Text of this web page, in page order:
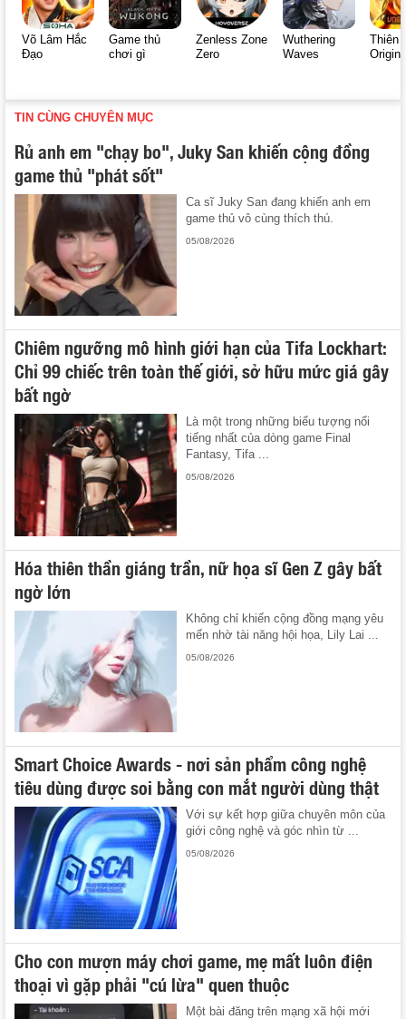
Võ Lâm Hắc
Đạo
Game thủ
chơi gì
Zenless Zone
Zero
Wuthering
Waves
Thiên
Origin
TIN CÙNG CHUYÊN MỤC
Rủ anh em "chạy bo", Juky San khiến cộng đồng
game thủ "phát sốt"
Ca sĩ Juky San đang khiến anh em
game thủ vô cùng thích thú.
05/08/2026
Chiêm ngưỡng mô hình giới hạn của Tifa Lockhart:
Chỉ 99 chiếc trên toàn thế giới, sở hữu mức giá gây
bất ngờ
Là một trong những biểu tượng nổi
tiếng nhất của dòng game Final
Fantasy, Tifa ...
05/08/2026
Hóa thiên thần giáng trần, nữ họa sĩ Gen Z gây bất
ngờ lớn
Không chỉ khiến cộng đồng mạng yêu
mến nhờ tài năng hội họa, Lily Lai ...
05/08/2026
Smart Choice Awards - nơi sản phẩm công nghệ
tiêu dùng được soi bằng con mắt người dùng thật
Với sự kết hợp giữa chuyên môn của
giới công nghệ và góc nhìn từ ...
05/08/2026
Cho con mượn máy chơi game, mẹ mất luôn điện
thoại vì gặp phải "cú lừa" quen thuộc
Một bài đăng trên mạng xã hội mới